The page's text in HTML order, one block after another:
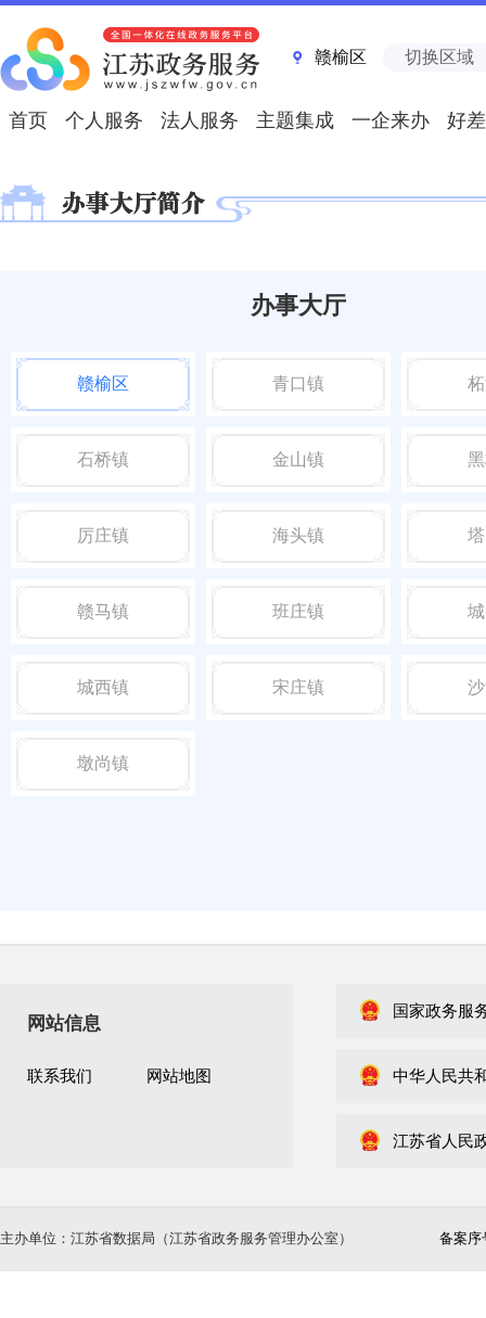
赣榆区 切换区域
首页 个人服务 法人服务 主题集成 一企来办 好
办事大厅
赣榆区 青口镇
石桥镇 金山镇
厉庄镇 海头镇
赣马镇 班庄镇
城西镇 宋庄镇
墩尚镇
网站信息
联系我们 网站地图
国家政务服
中华人民共
江苏省人民
主办单位：江苏省数据局（江苏省政务服务管理办公室） 备案序